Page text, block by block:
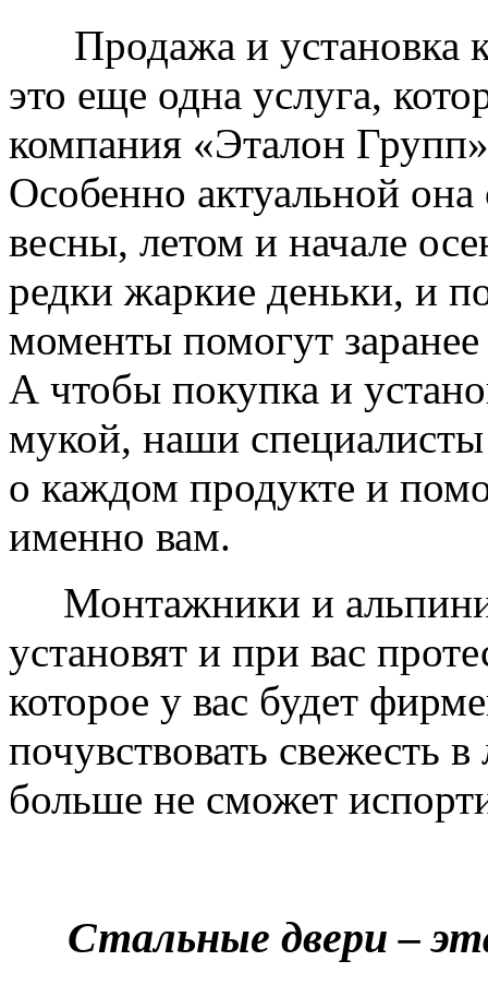
Продажа и установка
это еще одна услуга,
компания «Эталон
Особенно актуальной она
весны, летом и начале
редки жаркие деньки, и
моменты помогут
А чтобы покупка и
мукой, наши специалисты
о каждом продукте и
именно вам.
Монтажники и
установят и при вас
которое у вас будет
почувствовать свежесть
больше не сможет
Стальные двери –